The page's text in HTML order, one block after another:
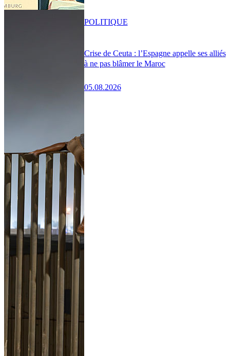
Crise de Ceuta : l’Espagne appelle ses alliés
à ne pas blâmer le Maroc
05.08.2026
POLITIQUE